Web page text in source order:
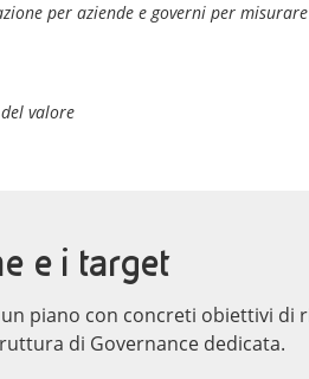
per aziende e governi per
valore
e i target
piano con concreti obiettivi
di Governance dedicata.